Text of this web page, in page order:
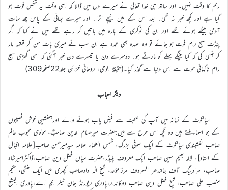
رحم کا وقت نہیں۔ اور ساتھ ہی خدا تعالیٰ نے میرے دل میں ڈالا کہ اسی وقت یہ شخص فوت ہو
گیا ہے اور کچھ خبر نہ تھی۔ بعد اس کے میں نیچے اترا۔ اور میرے بھائی کے پاس چھ سات
آدمی بیٹھے ہوئے تھے اور ان کی نوکری کے بارہ میں باتیں کر رہے تھے میں نے کہا کہ اگر
پنڈت سہج رام فوت ہو جائے تو وہ عہدہ بھی عمدہ ہے ان سب نے میری بات سن کر قہقہہ مار
کر ہنسی کی کہ کیا چنگے بھلے کو مارتے ہو۔ دوسرے دن یا تیسرے دن خبر آگئی کہ اسی گھڑی سہج
رام ناگہانی موت سے اس دنیا سے گذر گیا۔(حقیقة الوحی، روحانی خزائن جلد22صفحہ309)
دیگر احباب
سیالکوٹ کے زمانہ میں آپ کی صحبت سے فیض یاب ہونے والے اورہمنشین خوش نصیبوں
کے جو اسماء ملتے ہیں وہ کچھ اس طرح سے ہیں:حضرت میرحسام الدین صاحبؓ، مولوی محبوب عالم
صاحب نقشبندی سیالکوٹ کے ایک صوفی بزرگ، شمس العلماء علامہ سیدمیرحسن صاحب[علامہ اقبال
کے استاد]، لالہ بھیم سین صاحب ایک معروف پلیڈر،حضرت میاں فضل دین صاحب،ڈاکٹرامیرشاہ
صاحب، مرادبیگ آف جالندھر المعروف مرزامؤحد، شیخ الٰہ دادصاحب کچہری میں ایک منشی، حکیم
منصب علی صاحب، شیخ فضل دین صاحب دوکاندار،پادری ریورنڈ جان ٹیلر ایم اے،پادری الیشع